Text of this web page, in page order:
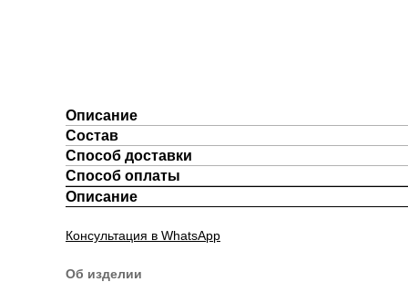
Описание
Состав
Способ доставки
Способ оплаты
Описание
Консультация в WhatsApp
Об изделии